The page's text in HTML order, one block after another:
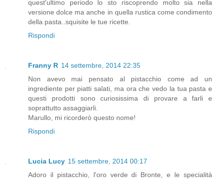
quest'ultimo periodo lo sto riscoprendo molto sia nella
versione dolce ma anche in quella rustica come condimento
della pasta..squisite le tue ricette.
Rispondi
Franny R 14 settembre, 2014 22:35
Non avevo mai pensato al pistacchio come ad un
ingrediente per piatti salati, ma ora che vedo la tua pasta e
questi prodotti sono curiosissima di provare a farli e
soprattutto assaggiarli.
Marullo, mi ricorderò questo nome!
Rispondi
Lucia Lucy 15 settembre, 2014 00:17
Adoro il pistacchio, l'oro verde di Bronte, e le specialità